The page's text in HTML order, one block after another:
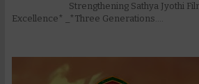
Strengthening Sathya Jyothi
Excellence* _*Three Generations....